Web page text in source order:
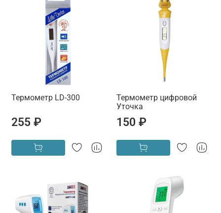
Термометр LD-300
255 ₽
Термометр цифровой
Уточка
150 ₽